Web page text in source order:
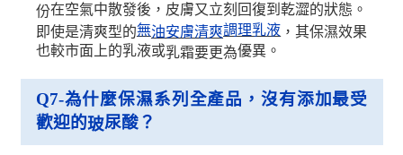
份在空氣中散發後，皮膚又立刻回復到乾澀的狀態。
即使是清爽型的無油安膚清爽調理乳液 ，其保濕效果
也較市面上的乳液或乳霜要更為優異。
Q7-為什麼保濕系列全產品，沒有添加最受
歡迎的玻尿酸？